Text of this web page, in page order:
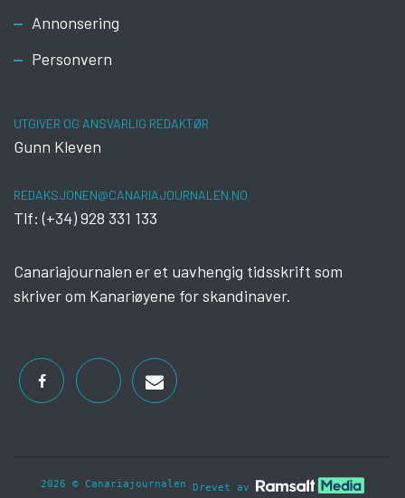
Footer
Annonsering
Personvern
UTGIVER OG ANSVARLIG REDAKTØR
Gunn Kleven
REDAKSJONEN@CANARIAJOURNALEN.NO
Tlf: (+34) 928 331 133
Canariajournalen er et uavhengig tidsskrift som
skriver om Kanariøyene for skandinaver.
2026 © Canariajournalen Drevet av